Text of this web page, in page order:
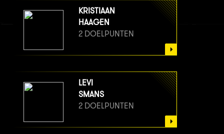
KRISTIAAN
HAAGEN
2 DOELPUNTEN
LEVI
SMANS
2 DOELPUNTEN